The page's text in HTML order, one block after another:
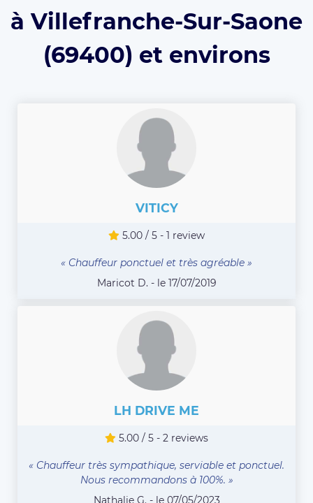
à Villefranche-Sur-Saone
(69400) et environs
VITICY
5.00 / 5 - 1 review
« Chauffeur ponctuel et très agréable »
Maricot D. - le 17/07/2019
LH DRIVE ME
5.00 / 5 - 2 reviews
« Chauffeur très sympathique, serviable et ponctuel.
Nous recommandons à 100%. »
Nathalie G. - le 07/05/2023